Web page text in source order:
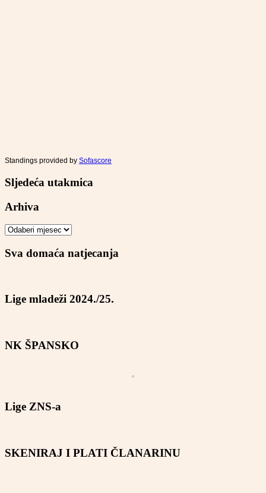
Standings provided by Sofascore
Sljedeća utakmica
Arhiva
Arhiva
Sva domaća natjecanja
Lige mladeži 2024./25.
NK ŠPANSKO
Lige ZNS-a
SKENIRAJ I PLATI ČLANARINU